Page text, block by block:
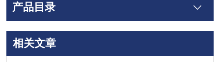
产品目录
相关文章